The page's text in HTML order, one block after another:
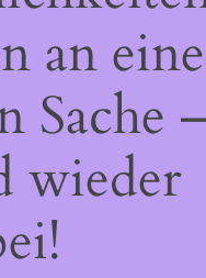
an
Sache
wieder